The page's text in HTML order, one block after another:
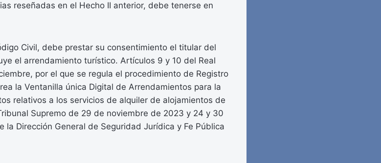
reseñadas en el Hecho II anterior, debe tenerse en
Civil, debe prestar su consentimiento el titular del
el arrendamiento turístico. Artículos 9 y 10 del Real
por el que se regula el procedimiento de Registro
la Ventanilla única Digital de Arrendamientos para la
relativos a los servicios de alquiler de alojamientos de
Supremo de 29 de noviembre de 2023 y 24 y 30
la Dirección General de Seguridad Jurídica y Fe Pública